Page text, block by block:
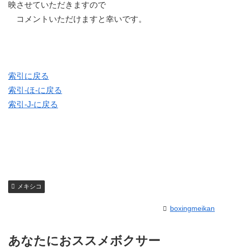
映させていただきますので
コメントいただけますと幸いです。
索引に戻る
索引-ほ-に戻る
索引-J-に戻る
メキシコ
boxingmeikan
あなたにおススメボクサー